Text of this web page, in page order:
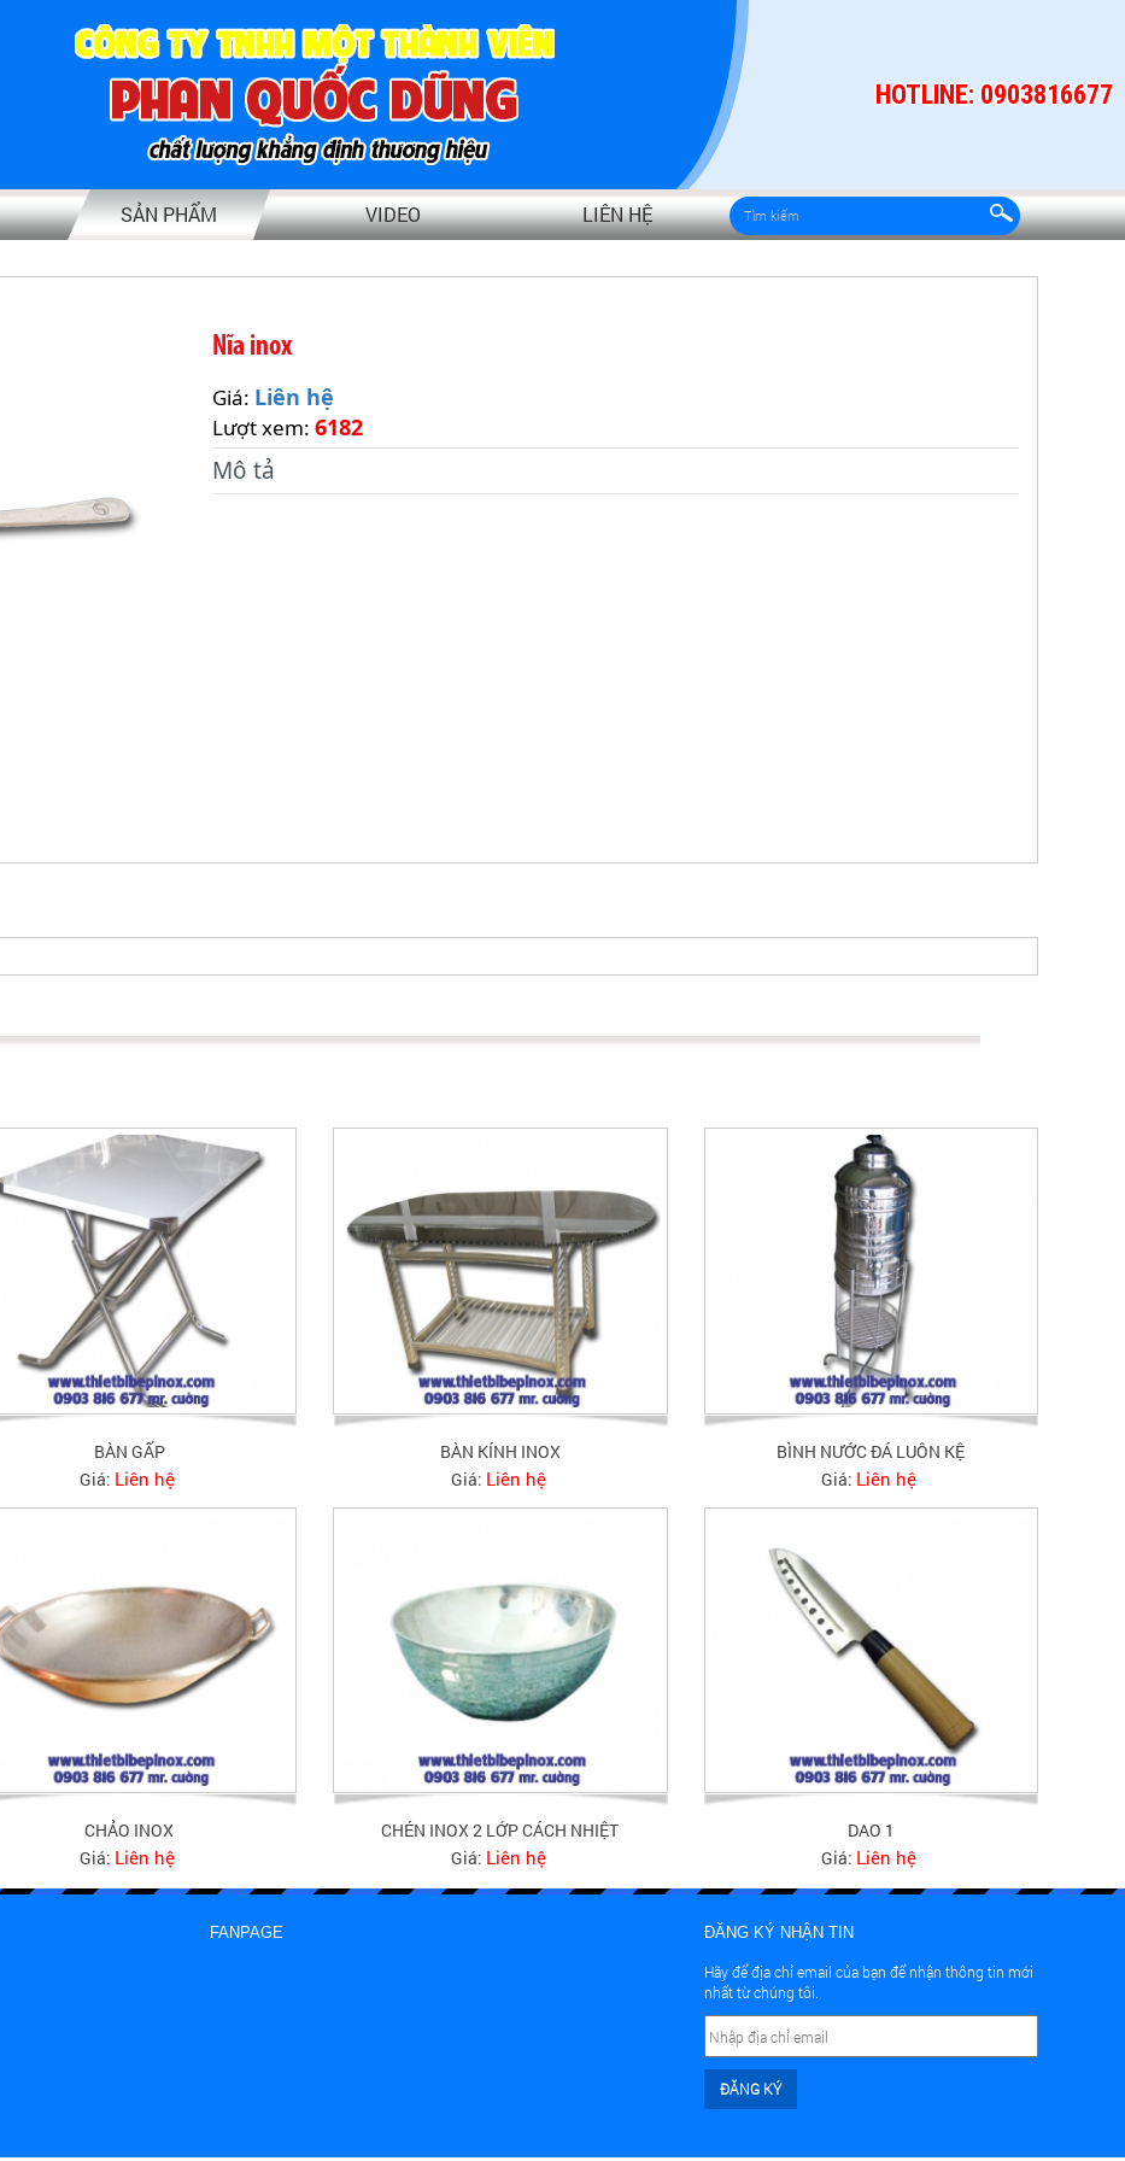
HOTLINE: 0903816677
SẢN PHẨM VIDEO LIÊN HỆ
Nĩa inox
Giá: Liên hệ
Lượt xem:6182
Mô tả
BÀN GẤP
Giá: Liên hệ
BÀN KÍNH INOX
Giá: Liên hệ
BÌNH NƯỚC ĐÁ LUÔN KỆ
Giá: Liên hệ
CHẢO INOX
Giá: Liên hệ
CHÉN INOX 2 LỚP CÁCH NHIỆT
Giá: Liên hệ
DAO 1
Giá: Liên hệ
FANPAGE ĐĂNG KÝ NHẬN TIN
Hãy để địa chỉ email của bạn để nhận thông tin mới
nhất từ chúng tôi.
ĐĂNG KÝ